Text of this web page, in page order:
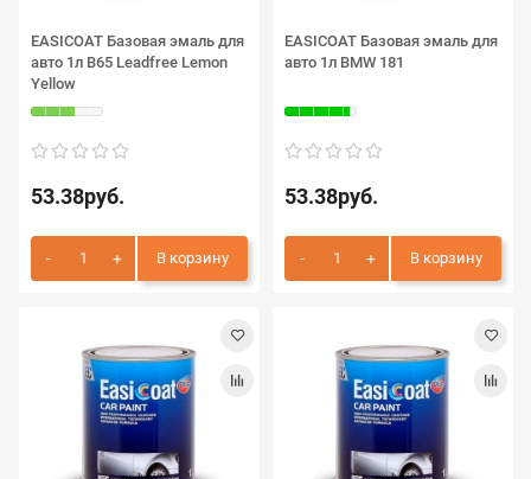
EASICOAT Базовая эмаль для
авто 1л B65 Leadfree Lemon
Yellow
53.38руб.
В корзину
EASICOAT Базовая эмаль для
авто 1л BMW 181
53.38руб.
В корзину